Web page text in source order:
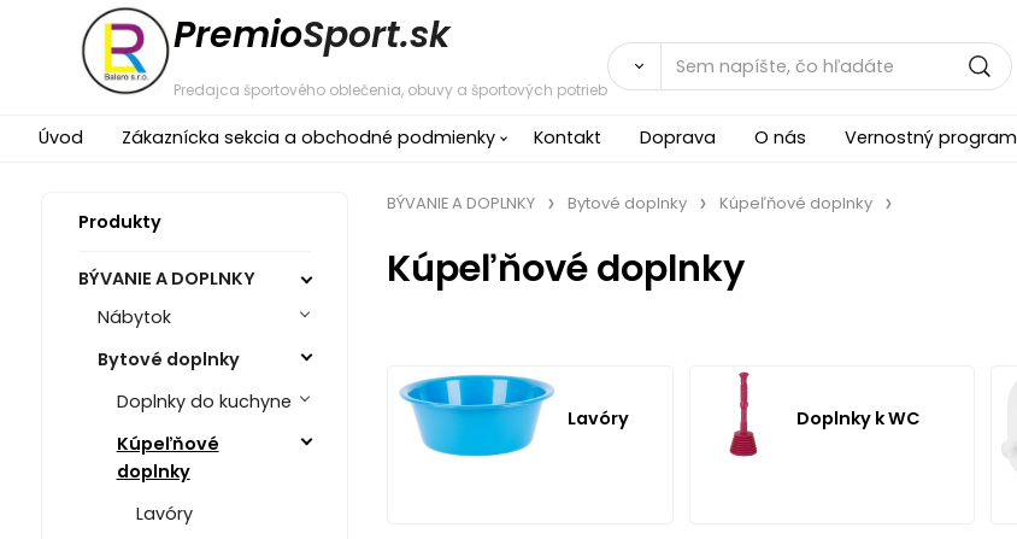
PremioSport.sk
Predajca športového oblečenia, obuvy a športových potrieb
Úvod Zákaznícka sekcia a obchodné podmienky Kontakt Doprava O nás Vernostný program
Produkty
BÝVANIE A DOPLNKY
Nábytok
Bytové doplnky
Doplnky do kuchyne
Kúpeľňové
doplnky
Lavóry
BÝVANIE A DOPLNKY Bytové doplnky Kúpeľňové doplnky
Kúpeľňové doplnky
Lavóry Doplnky k WC